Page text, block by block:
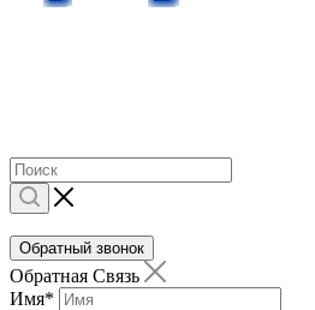
Обратный звонок
Обратная Связь
Имя*